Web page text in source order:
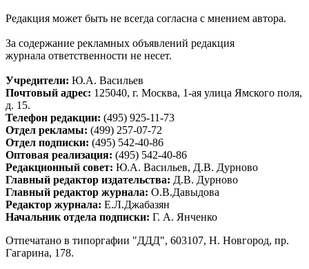
Редакция может быть не всегда согласна с мнением автора.
За содержание рекламных объявлений редакция
журнала ответственности не несет.
Учредители: Ю.А. Васильев
Почтовый адрес: 125040, г. Москва, 1-ая улица Ямского поля,
д. 15.
Телефон редакции: (495) 925-11-73
Отдел рекламы: (499) 257-07-72
Отдел подписки: (495) 542-40-86
Оптовая реализация: (495) 542-40-86
Редакционный совет: Ю.А. Васильев, Д.В. Дурново
Главный редактор издательства: Д.В. Дурново
Главный редактор журнала: О.В.Давыдова
Редактор журнала: Е.Л.Джабазян
Начальник отдела подписки: Г. А. Янченко
Отпечатано в типоргафии "ДДД", 603107, Н. Новгород, пр.
Гагарина, 178.